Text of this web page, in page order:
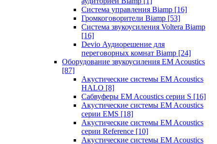
Система управления Biamp [16]
Громкоговорители Biamp [53]
Система звукоусиления Voltera Biamp
[16]
Devio Аудиорешение для
переговорных комнат Biamp [24]
Оборудование звукоусиления EM Acoustics
[87]
Акустические системы EM Acoustics
HALO [8]
Сабвуферы EM Acoustics серии S [16]
Акустические системы EM Acoustics
серии EMS [18]
Акустические системы EM Acoustics
серии Reference [10]
Акустические системы EM Acoustics